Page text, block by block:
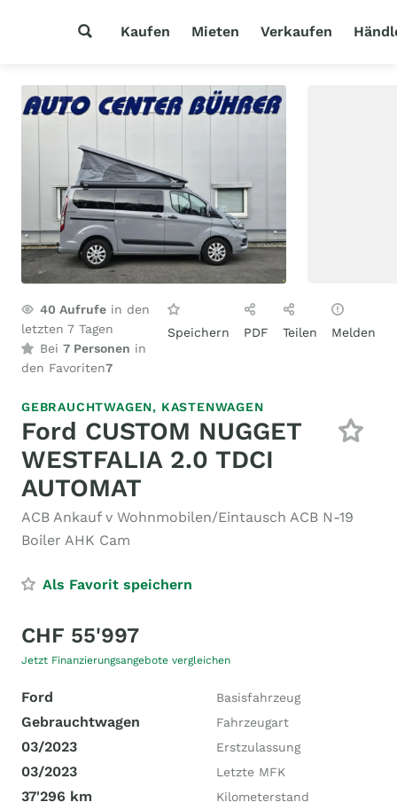
Kaufen Mieten Verkaufen
40 Aufrufe in den
letzten 7 Tagen
Bei 7 Personen in
den Favoriten7
Speichern PDF Teilen Melden
GEBRAUCHTWAGEN, KASTENWAGEN
Ford CUSTOM NUGGET
WESTFALIA 2.0 TDCI
AUTOMAT
ACB Ankauf v Wohnmobilen/Eintausch ACB N-19
Boiler AHK Cam
Als Favorit speichern
CHF 55'997
Jetzt Finanzierungsangebote vergleichen
Ford Basisfahrzeug
Gebrauchtwagen Fahrzeugart
03/2023 Erstzulassung
03/2023 Letzte MFK
37'296 km Kilometerstand